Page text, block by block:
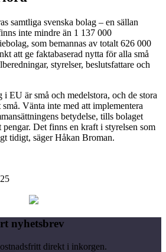
samtliga svenska bolag – en sällan
inte mindre än 1 137 000
som bemannas av totalt 626 000
att ge faktabaserad nytta för alla små
styrelser, beslutsfattare och
EU är små och medelstora, och de stora
Vänta inte med att implementera
betydelse, tills bolaget
pengar. Det finns en kraft i styrelsen som
tidigt, säger Håkan Broman.
nyhetsbrev
direkt i inkorgen.